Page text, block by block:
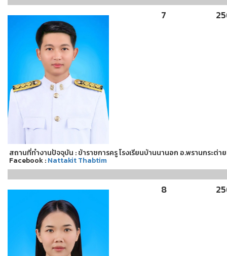
7
สถานที่ทำงานปัจจุบัน : ข้าราชการครู โรงเรียนบ้านนานอก อ.พรานกระต่
Facebook :Nattakit Thabtim
8